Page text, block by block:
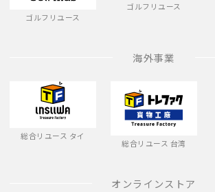
ゴルフリユース
ゴルフリユース
海外事業
総合リユース タイ
総合リユース 台湾
オンラインストア